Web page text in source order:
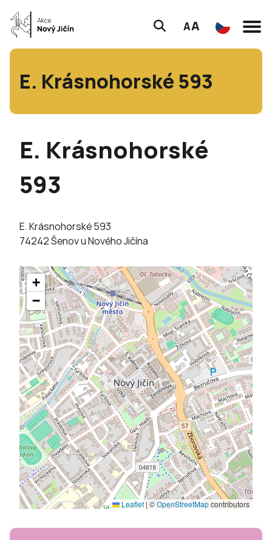
AA
E. Krásnohorské 593
E. Krásnohorské
593
E. Krásnohorské 593
74242 Šenov u Nového Jičína
+
−
Leaflet |©OpenStreetMapcontributors